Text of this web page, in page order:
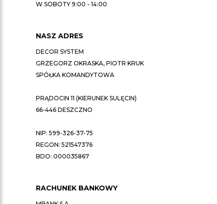
W SOBOTY 9:00 - 14:00
NASZ ADRES
DECOR SYSTEM
GRZEGORZ OKRASKA, PIOTR KRUK
SPÓŁKA KOMANDYTOWA
PRĄDOCIN 11 (KIERUNEK SULĘCIN)
66-446 DESZCZNO
NIP: 599-326-37-75
REGON: 521547376
BDO: 000035867
RACHUNEK BANKOWY